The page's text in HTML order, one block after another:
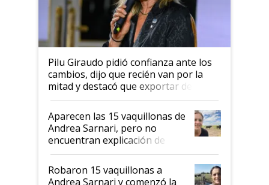
Pilu Giraudo pidió confianza ante los
cambios, dijo que recién van por la
mitad y destacó que exportar dejó de
ser "para unos pocos": "Tenemos un
mandato muy claro del gobierno
nacional"
Aparecen las 15 vaquillonas de
Andrea Sarnari, pero no
encuentran explicación de
cómo llegaron allí
Robaron 15 vaquillonas a
Andrea Sarnari y comenzó la